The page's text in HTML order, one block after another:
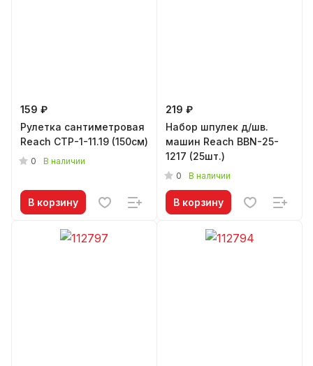
159 ₽
Рулетка сантиметровая
Reach СТР-1-11.19 (150см)
0 В наличии
В корзину
219 ₽
Набор шпулек д/шв.
машин Reach BBN-25-
1217 (25шт.)
0 В наличии
В корзину